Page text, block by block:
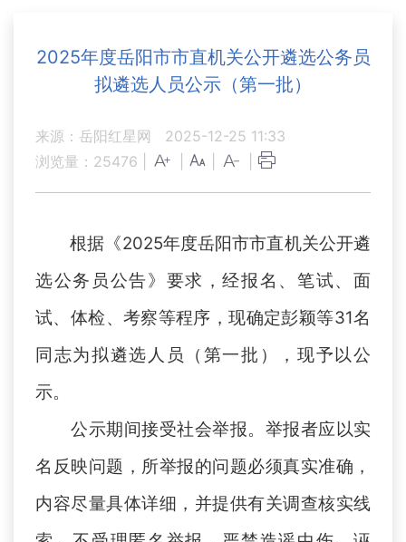
2025年度岳阳市市直机关公开遴选公务员
拟遴选人员公示（第一批）
来源：岳阳红星网
2025-12-25 11:33
浏览量： 25476
根据《2025年度岳阳市市直机关公开遴
选公务员公告》要求，经报名、笔试、面
试、体检、考察等程序，现确定彭颖等31名
同志为拟遴选人员（第一批），现予以公
示。
公示期间接受社会举报。举报者应以实
名反映问题，所举报的问题必须真实准确，
内容尽量具体详细，并提供有关调查核实线